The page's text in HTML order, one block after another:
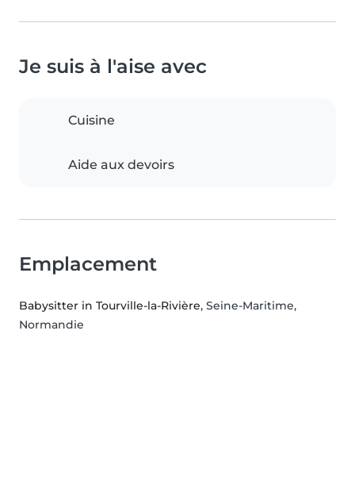
Je suis à l'aise avec
Cuisine
Aide aux devoirs
Emplacement
Babysitter in Tourville-la-Rivière, Seine-Maritime,
Normandie